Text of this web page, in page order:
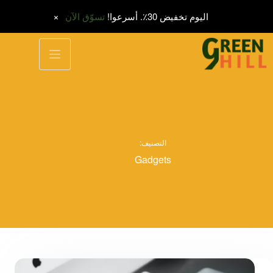
اليوم تخفيض 30٪. أسرعوا! تسوّق الآن
التجاوز
إلى
المحتوى
التصنيف:
Gadgets